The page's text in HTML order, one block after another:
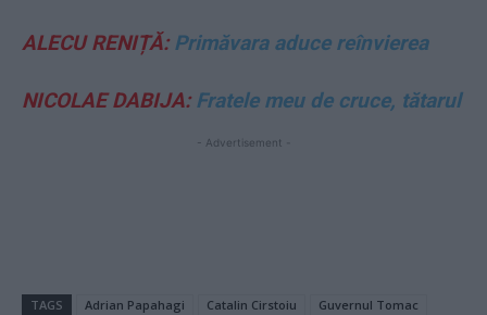
ALECU RENIȚĂ:Primăvara aduce reînvierea
NICOLAE DABIJA:Fratele meu de cruce, tătarul
- Advertisement -
TAGS Adrian Papahagi Catalin Cirstoiu Guvernul Tomac